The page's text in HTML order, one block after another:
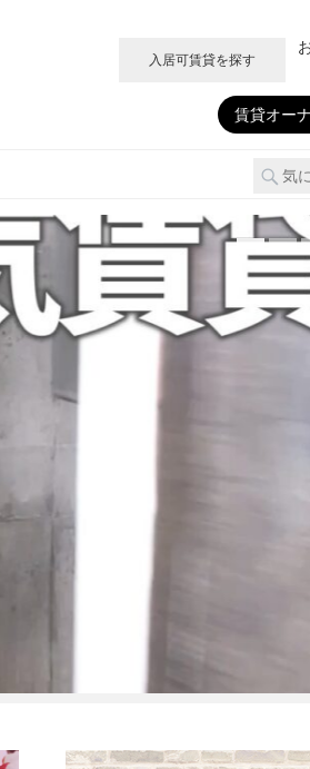
入居可賃貸を探す
賃貸オー